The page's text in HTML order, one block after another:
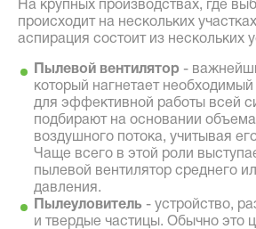
На крупных производствах, где
происходит на нескольких
аспирация состоит из нескольких
Пылевой вентилятор -
который нагнетает
для эффективной работы всей
подбирают на основании
воздушного потока, учитывая
Чаще всего в этой роли
пылевой вентилятор среднего
давления.
Пылеуловитель - устройство,
и твердые частицы. Обычно это